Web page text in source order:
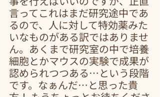
言ってこれはまだ研究途中であ
るので、人に対して特効薬みた
いなものがある訳ではありませ
ん。あくまで研究室の中で培養
細胞とかマウスの実験で成果が
認められつつある…という段階
です。なぁんだ…と思った貴